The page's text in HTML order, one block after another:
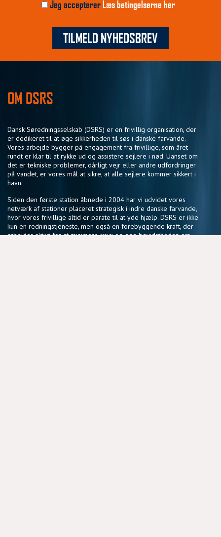
Jeg acceptererLæs betingelserne her
TILMELD NYHEDSBREV
OM DSRS
Dansk Søredningsselskab (DSRS) er en frivillig organisation, der
er dedikeret til at øge sikkerheden til søs i danske farvande.
Vores arbejde bygger på engagement fra frivillige, som året
rundt er klar til at rykke ud og assistere sejlere i nød. Uanset om
det er tekniske problemer, dårligt vejr eller andre udfordringer
på vandet, er vores mål at sikre, at alle sejlere kommer sikkert i
havn.
Siden den første station åbnede i 2004 har vi udvidet vores
netværk af stationer placeret strategisk i indre danske farvande,
hvor vores frivillige altid er parate til at yde hjælp. DSRS er ikke
kun en redningstjeneste, men også en forebyggende kraft, der
arbejder aktivt for at minimere risici og øge bevidstheden om